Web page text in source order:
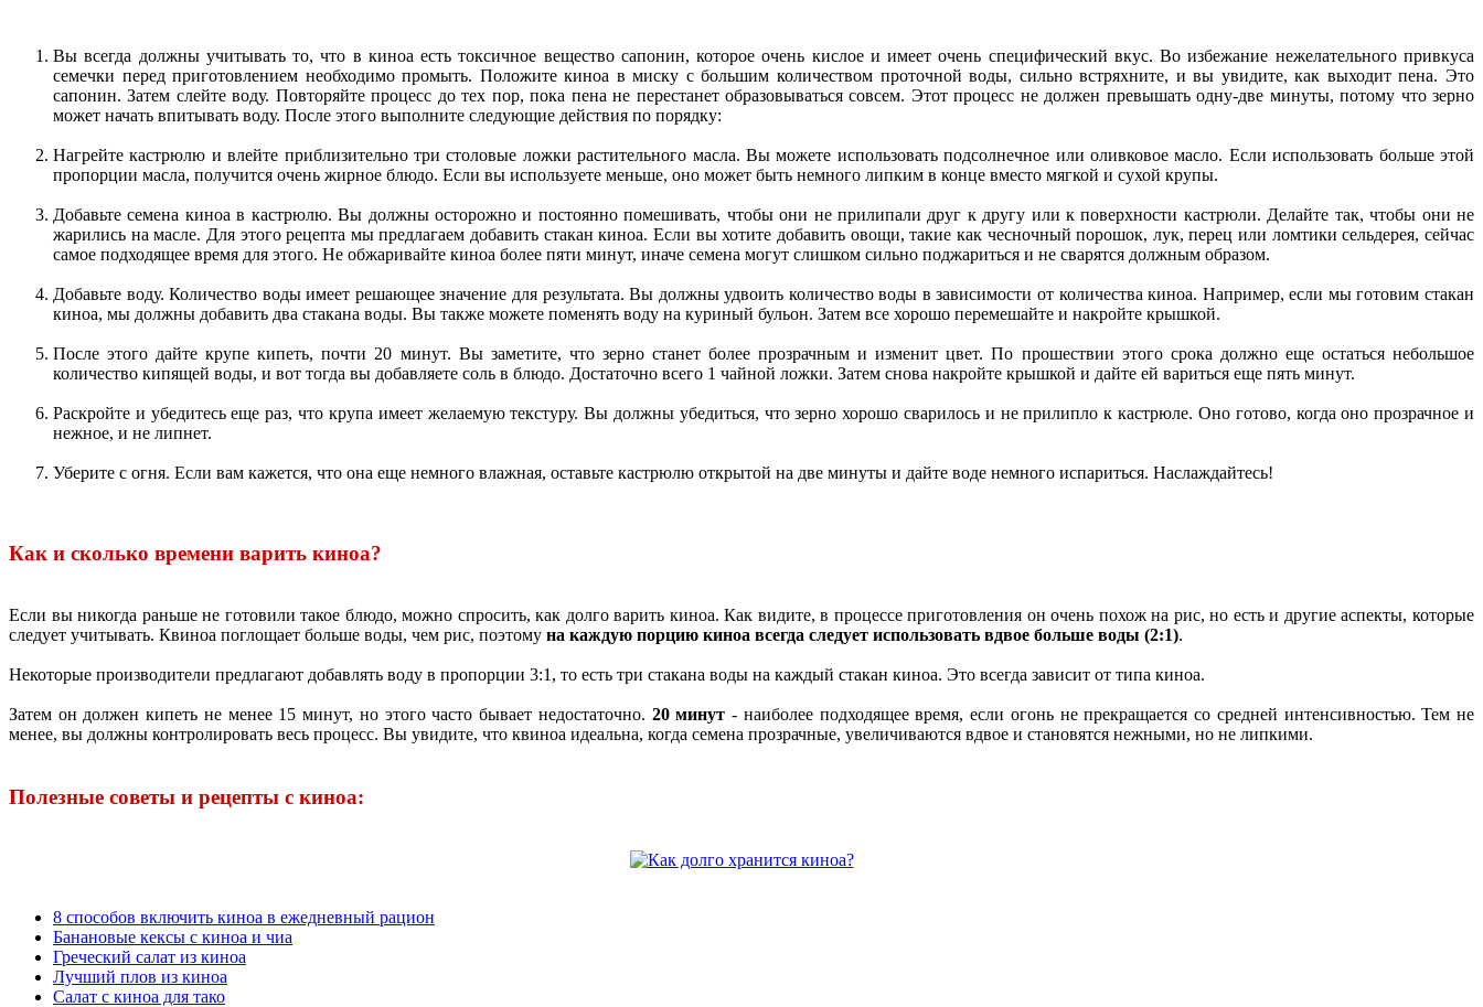
Вы всегда должны учитывать то, что в киноа есть токсичное вещество сапонин, которое очень кислое и имеет очень специфический вкус. Во избежание нежелательного привкуса
семечки перед приготовлением необходимо промыть. Положите киноа в миску с большим количеством проточной воды, сильно встряхните, и вы увидите, как выходит пена. Это
сапонин. Затем слейте воду. Повторяйте процесс до тех пор, пока пена не перестанет образовываться совсем. Этот процесс не должен превышать одну-две минуты, потому что зерно
может начать впитывать воду. После этого выполните следующие действия по порядку:
Нагрейте кастрюлю и влейте приблизительно три столовые ложки растительного масла. Вы можете использовать подсолнечное или оливковое масло. Если использовать больше этой
пропорции масла, получится очень жирное блюдо. Если вы используете меньше, оно может быть немного липким в конце вместо мягкой и сухой крупы.
Добавьте семена киноа в кастрюлю. Вы должны осторожно и постоянно помешивать, чтобы они не прилипали друг к другу или к поверхности кастрюли. Делайте так, чтобы они не
жарились на масле. Для этого рецепта мы предлагаем добавить стакан киноа. Если вы хотите добавить овощи, такие как чесночный порошок, лук, перец или ломтики сельдерея, сейчас
самое подходящее время для этого. Не обжаривайте киноа более пяти минут, иначе семена могут слишком сильно поджариться и не сварятся должным образом.
Добавьте воду. Количество воды имеет решающее значение для результата. Вы должны удвоить количество воды в зависимости от количества киноа. Например, если мы готовим стакан
киноа, мы должны добавить два стакана воды. Вы также можете поменять воду на куриный бульон. Затем все хорошо перемешайте и накройте крышкой.
После этого дайте крупе кипеть, почти 20 минут. Вы заметите, что зерно станет более прозрачным и изменит цвет. По прошествии этого срока должно еще остаться небольшое
количество кипящей воды, и вот тогда вы добавляете соль в блюдо. Достаточно всего 1 чайной ложки. Затем снова накройте крышкой и дайте ей вариться еще пять минут.
Раскройте и убедитесь еще раз, что крупа имеет желаемую текстуру. Вы должны убедиться, что зерно хорошо сварилось и не прилипло к кастрюле. Оно готово, когда оно прозрачное и
нежное, и не липнет.
Уберите с огня. Если вам кажется, что она еще немного влажная, оставьте кастрюлю открытой на две минуты и дайте воде немного испариться. Наслаждайтесь!
Как и сколько времени варить киноа?
Если вы никогда раньше не готовили такое блюдо, можно спросить, как долго варить киноа. Как видите, в процессе приготовления он очень похож на рис, но есть и другие аспекты, которые
следует учитывать. Квиноа поглощает больше воды, чем рис, поэтому на каждую порцию киноа всегда следует использовать вдвое больше воды (2:1).
Некоторые производители предлагают добавлять воду в пропорции 3:1, то есть три стакана воды на каждый стакан киноа. Это всегда зависит от типа киноа.
Затем он должен кипеть не менее 15 минут, но этого часто бывает недостаточно. 20 минут - наиболее подходящее время, если огонь не прекращается со средней интенсивностью. Тем не
менее, вы должны контролировать весь процесс. Вы увидите, что квиноа идеальна, когда семена прозрачные, увеличиваются вдвое и становятся нежными, но не липкими.
Полезные советы и рецепты с киноа:
8 способов включить киноа в ежедневный рацион
Банановые кексы с киноа и чиа
Греческий салат из киноа
Лучший плов из киноа
Салат с киноа для тако